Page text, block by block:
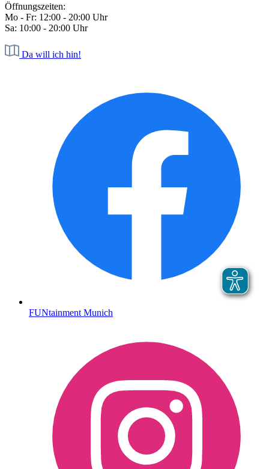
Öffnungszeiten:
Mo - Fr: 12:00 - 20:00 Uhr
Sa: 10:00 - 20:00 Uhr
Da will ich hin!
FUNtainment Munich